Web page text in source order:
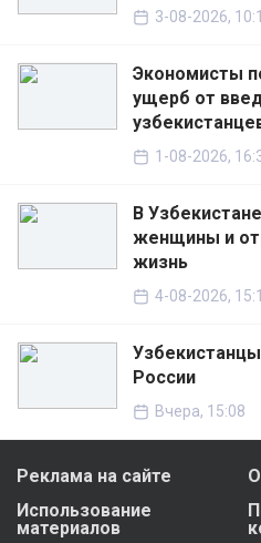
3-08-2026,
Экономисты
ущерб от
1-08-2026,
В
женщины и
жизнь
4-08-2026,
России
Вчера, 15:08
Реклама на сайте
Использование
материалов